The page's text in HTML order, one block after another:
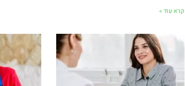
קרא עוד »